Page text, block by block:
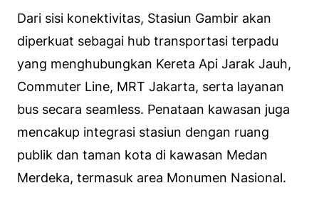
Dari sisi konektivitas, Stasiun Gambir akan
diperkuat sebagai hub transportasi terpadu
yang menghubungkan Kereta Api Jarak Jauh,
Commuter Line, MRT Jakarta, serta layanan
bus secara seamless. Penataan kawasan juga
mencakup integrasi stasiun dengan ruang
publik dan taman kota di kawasan Medan
Merdeka, termasuk area Monumen Nasional.